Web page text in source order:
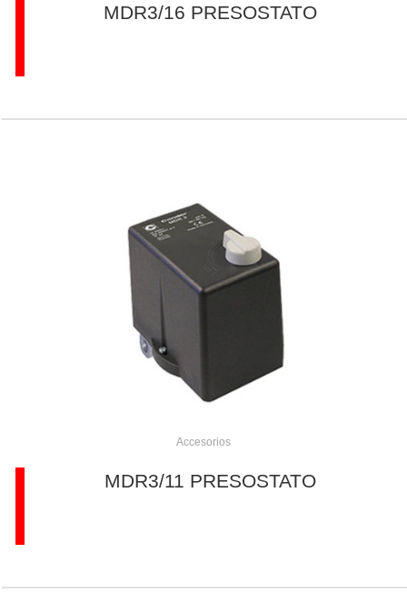
MDR3/16 PRESOSTATO
Accesorios
MDR3/11 PRESOSTATO